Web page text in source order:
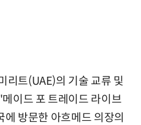
리트(UAE)의 기술 교류 및
이드 포 트레이드 라이브
방문한 아흐메드 의장의